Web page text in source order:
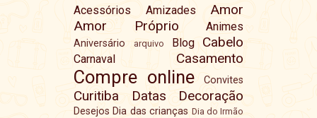
Acessórios Amizades
Amor
Amor Próprio
Animes
Aniversário arquivo Blog Cabelo
Carnaval Casamento
Compre online Convites
Curitiba Datas Decoração
Desejos Dia das crianças Dia do Irmão